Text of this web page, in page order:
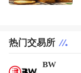
热门交易所
BW